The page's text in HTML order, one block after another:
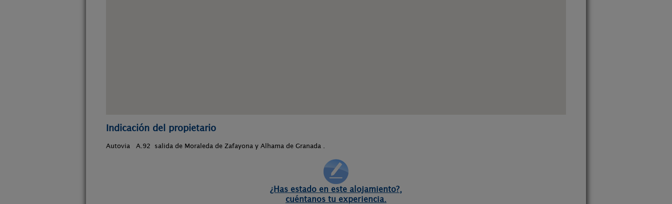
Indicación del propietario
Autovia A.92 salida de Moraleda de Zafayona y Alhama de Granada .
¿Has estado en este alojamiento?,
cuéntanos tu experiencia.